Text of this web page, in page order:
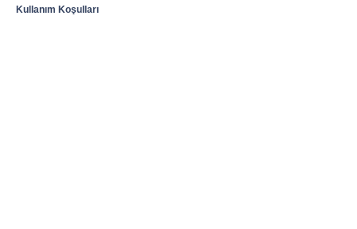
Kullanım Koşulları